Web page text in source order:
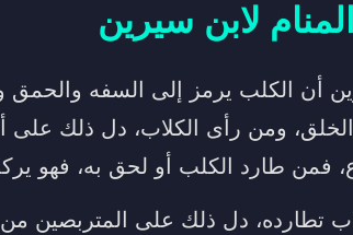
لابن سيرين
أن الكلب يرمز إلى السفه
ومن رأى الكلاب، دل ذلك على
فمن طارد الكلب أو لحق به، فهو
تطارده، دل ذلك على المتربصين من